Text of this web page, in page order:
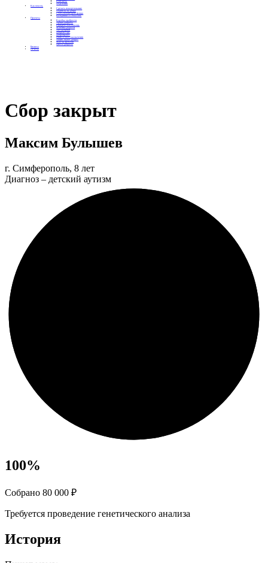
Контакты
Отделения
Как помочь
Сделать пожертвование
Подписка на добро
Стать волонтером фонда
Вечеринки со смыслом
Проекты
Коробка храбрости
Уроки Доброты
Юридическая помощь
Мамины радости
Автодобряки
Добрый торт
Добропробег
Няни особого назначения
Акция «Букет добра»
Фактор времени
Цветы доброты
Бизнесу
Отчеты
Сбор закрыт
Максим Булышев
г. Симферополь, 8 лет
Диагноз – детский аутизм
100%
Собрано 80 000 ₽
Требуется проведение генетического анализа
История